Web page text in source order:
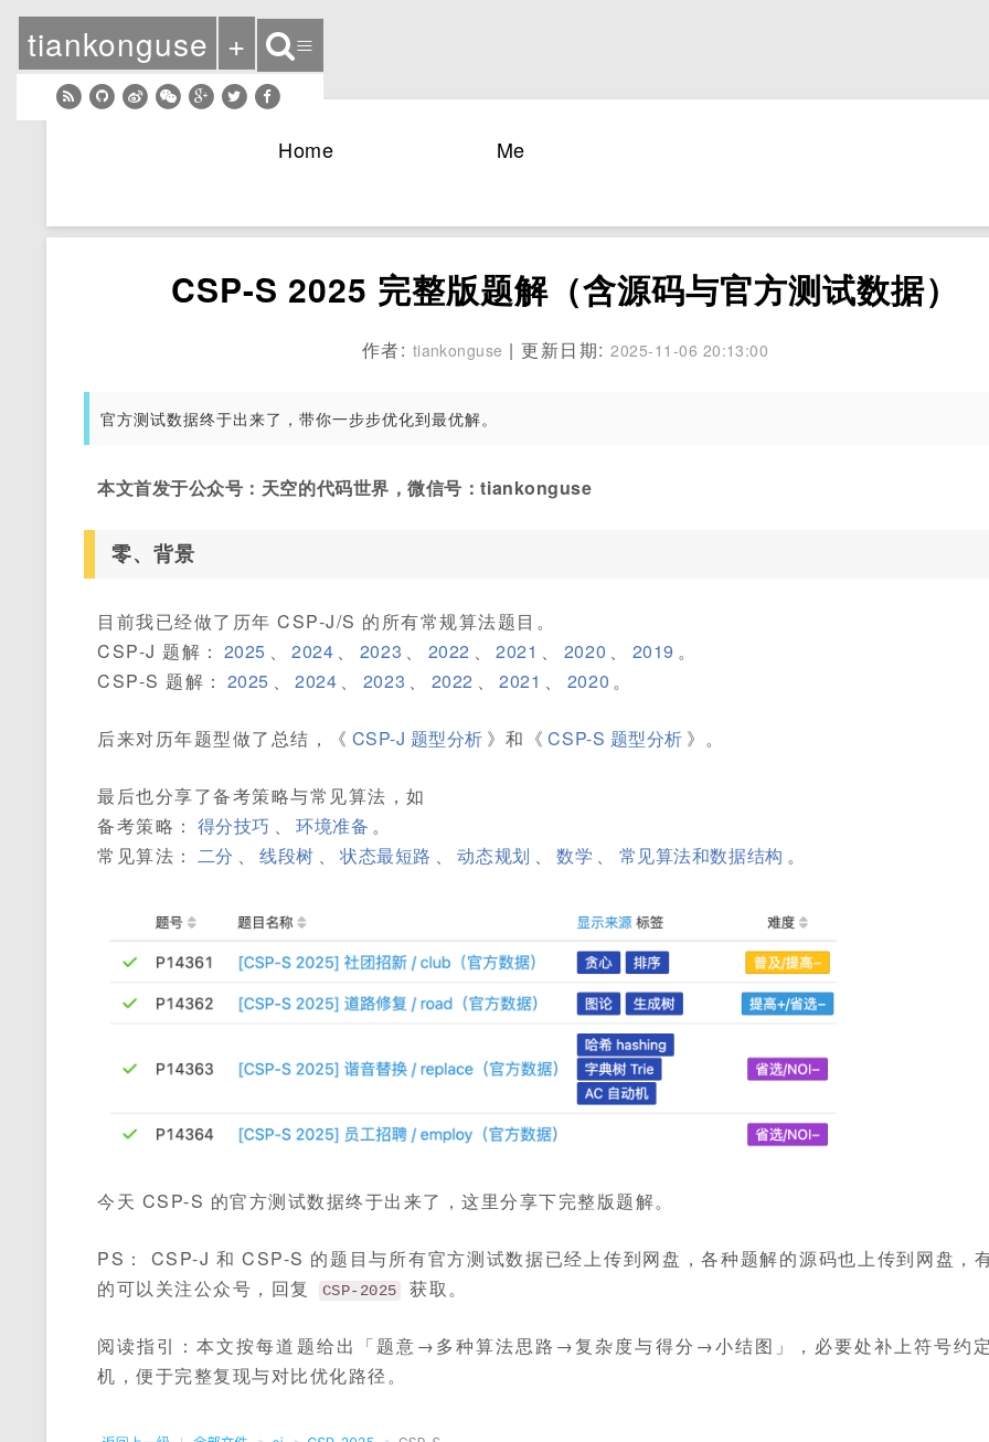
Home Me
CSP-S 2025 完整版题解（含源码与官方测试数据）
作者: tiankonguse | 更新日期:2025-11-06 20:13:00
官方测试数据终于出来了，带你一步步优化到最优解。
本文首发于公众号：天空的代码世界，微信号：tiankonguse
零、背景
目前我已经做了历年 CSP-J/S 的所有常规算法题目。
CSP-J 题解： 2025 、 2024 、 2023 、 2022 、 2021 、 2020 、 2019 。
CSP-S 题解： 2025 、 2024 、 2023 、 2022 、 2021 、 2020 。
后来对历年题型做了总结，《 CSP-J 题型分析 》和《 CSP-S 题型分析 》。
最后也分享了备考策略与常见算法，如
备考策略： 得分技巧 、 环境准备 。
常见算法： 二分 、 线段树 、 状态最短路 、 动态规划 、 数学 、 常见算法和数据结构 。
今天 CSP-S 的官方测试数据终于出来了，这里分享下完整版题解。
PS： CSP-J 和 CSP-S 的题目与所有官方测试数据已经上传到网盘，各种题解的源码也上传到网盘，
的可以关注公众号，回复
CSP-2025 获取。
阅读指引：本文按每道题给出「题意→多种算法思路→复杂度与得分→小结图」，必要处补上符号约
机，便于完整复现与对比优化路径。
tiankonguse + ≡